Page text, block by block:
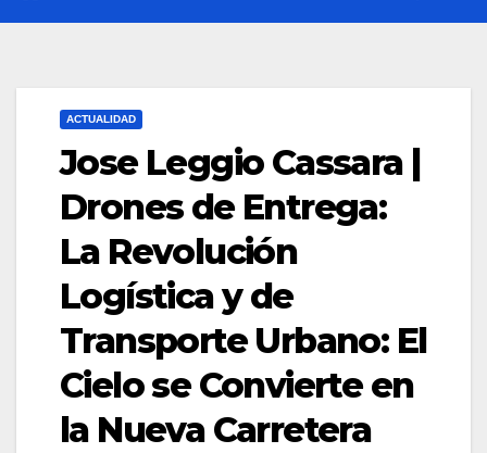
ACTUALIDAD
Jose Leggio Cassara |
Drones de Entrega:
La Revolución
Logística y de
Transporte Urbano: El
Cielo se Convierte en
la Nueva Carretera